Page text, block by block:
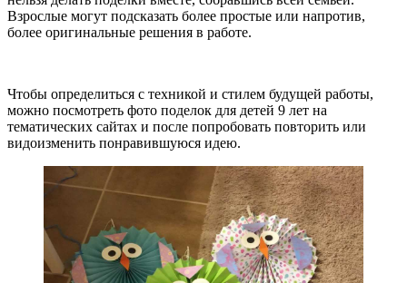
Взрослые могут подсказать более простые или напротив,
более оригинальные решения в работе.
Чтобы определиться с техникой и стилем будущей работы,
можно посмотреть фото поделок для детей 9 лет на
тематических сайтах и после попробовать повторить или
видоизменить понравившуюся идею.